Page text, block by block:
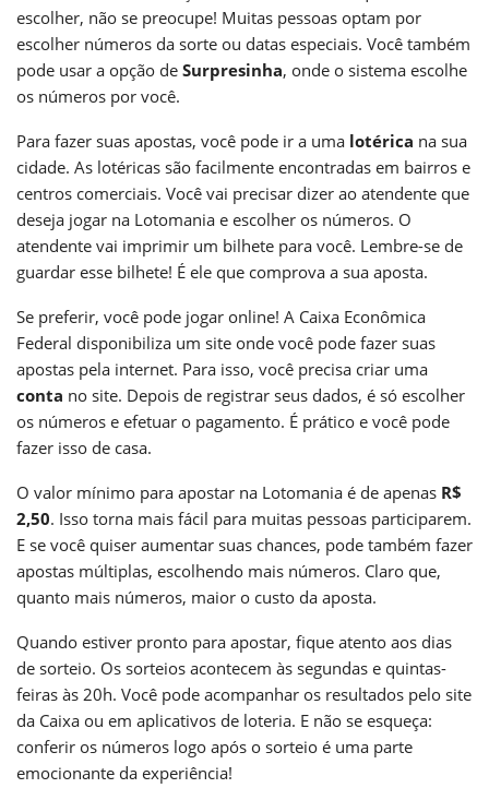
escolher, não se preocupe! Muitas pessoas optam por
escolher números da sorte ou datas especiais. Você também
pode usar a opção de Surpresinha, onde o sistema escolhe
os números por você.
Para fazer suas apostas, você pode ir a uma lotérica na sua
cidade. As lotéricas são facilmente encontradas em bairros e
centros comerciais. Você vai precisar dizer ao atendente que
deseja jogar na Lotomania e escolher os números. O
atendente vai imprimir um bilhete para você. Lembre-se de
guardar esse bilhete! É ele que comprova a sua aposta.
Se preferir, você pode jogar online! A Caixa Econômica
Federal disponibiliza um site onde você pode fazer suas
apostas pela internet. Para isso, você precisa criar uma
conta no site. Depois de registrar seus dados, é só escolher
os números e efetuar o pagamento. É prático e você pode
fazer isso de casa.
O valor mínimo para apostar na Lotomania é de apenas R$
2,50. Isso torna mais fácil para muitas pessoas participarem.
E se você quiser aumentar suas chances, pode também fazer
apostas múltiplas, escolhendo mais números. Claro que,
quanto mais números, maior o custo da aposta.
Quando estiver pronto para apostar, fique atento aos dias
de sorteio. Os sorteios acontecem às segundas e quintas-
feiras às 20h. Você pode acompanhar os resultados pelo site
da Caixa ou em aplicativos de loteria. E não se esqueça:
conferir os números logo após o sorteio é uma parte
emocionante da experiência!